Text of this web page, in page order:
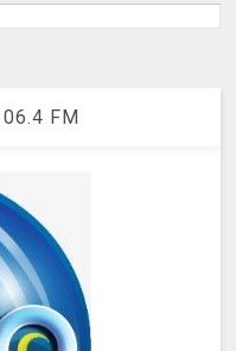
FM